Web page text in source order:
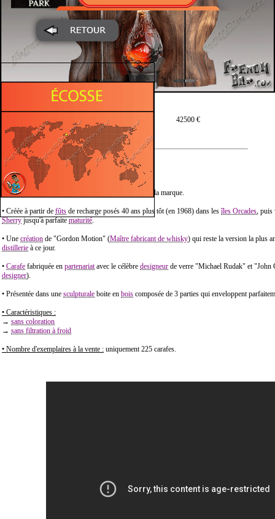
Prix moyen en 70 cl : 42500 €
Description :
• Highland Park "54 ans" est une Édition Limitée de la marque.
• Créée à partir de fûts de recharge posés 40 ans plus tôt (en 1968) dans les îles Orcades, puis
Sherry jusqu'à parfaite maturité.
• Une création de "Gordon Motion" (Maître fabricant de whisky) qui reste la version la plus
distillerie à ce jour.
• Carafe fabriquée en partenariatavec le célèbre designeur de verre "Michael Rudak" et "John
designer).
• Présentée dans une sculpturale boite en bois composée de 3 parties qui enveloppent
• Caractéristiques :
→ sans coloration
→ sans filtration à froid
• Nombre d'exemplaires à la vente : uniquement 225 carafes.